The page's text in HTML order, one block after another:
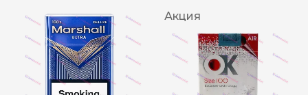
Акция